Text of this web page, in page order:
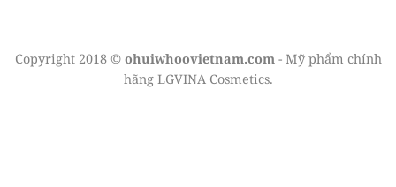
Copyright 2018 © ohuiwhoovietnam.com - Mỹ phẩm chính
hãng LGVINA Cosmetics.